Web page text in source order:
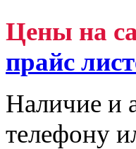
Цены на
прайс
Наличие и
телефону